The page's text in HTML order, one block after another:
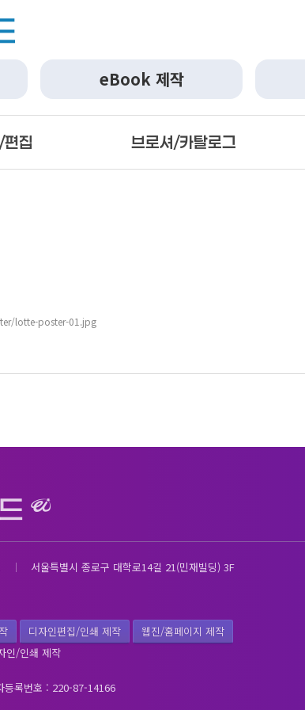
eBook 제작
집 브로셔/카탈로그
lotte-poster-01.jpg
서울특별시 종로구 대학로14길 21(민재빌딩) 3F
디자인편집/인쇄 제작
웹진/홈페이지 제작
인/인쇄 제작
등록번호 : 220-87-14166